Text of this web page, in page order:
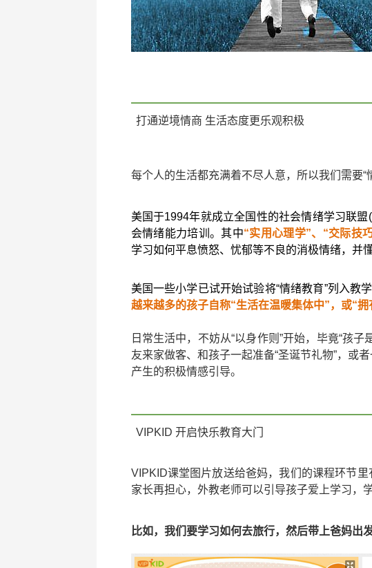
打通逆境情商 生活态度更乐观积极
每个人的生活都充满着不尽人意，所以我们需要“
美国于1994年就成立全国性的社会情绪学习联
会情绪能力培训。其中“实用心理学”、“交际技
学习如何平息愤怒、忧郁等不良的消极情绪，并懂
美国一些小学已试开始试验将“情绪教育”列入教
越来越多的孩子自称“生活在温暖集体中”，或“拥
日常生活中，不妨从“以身作则”开始， 毕竟“孩子
友来家做客、和孩子一起准备“圣诞节礼物”，或
产生的积极情感引导。
VIPKID 开启快乐教育大门
VIPKID课堂图片放送给爸妈，我们的课程环节
家长再担心，外教老师可以引导孩子爱上学习，学
比如，我们要学习如何去旅行，然后带上爸妈出